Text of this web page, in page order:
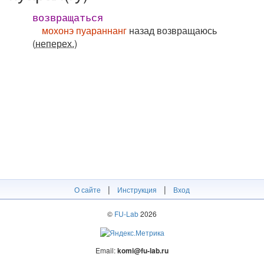
возвращаться
мохонэ пуараннанг назад возвращаюсь
(неперех.)
О сайте | Инструкция | Вход
© FU-Lab2026
Email:komi@fu-lab.ru